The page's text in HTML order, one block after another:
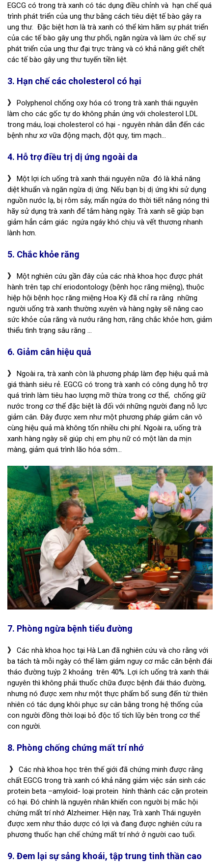
EGCG có trong trà xanh có tác dụng điều chỉnh và hạn chế quá
trình phát triển của ung thư bằng cách tiêu diệt tế bào gây ra
ung thư. Đặc biệt hơn là trà xanh có thể kìm hãm sự phát triển
của các tế bào gây ung thư phổi, ngăn ngừa và làm ức chế sự
phát triển của ung thư đại trực tràng và có khả năng giết chết
các tế bào gây ung thư tuyến tiền liệt.
3. Hạn chế các cholesterol có hại
》
Polyphenol chống oxy hóa có trong trà xanh thái nguyên
làm cho các gốc tự do không phản ứng với cholesterol LDL
trong máu, loại cholesterol có hại - nguyên nhân dẫn đến các
bệnh như xơ vữa động mạch, đột quỵ, tim mạch...
4. Hỗ trợ điều trị dị ứng ngoài da
》
Một lợi ích uống trà xanh thái nguyên nữa đó là khả năng
diệt khuẩn và ngăn ngừa dị ứng. Nếu bạn bị dị ứng khi sử dụng
nguồn nước lạ, bị rôm sảy, mẩn ngứa do thời tiết nắng nóng thì
hãy sử dụng trà xanh để tắm hàng ngày. Trà xanh sẽ giúp bạn
giảm hẳn cảm giác ngứa ngáy khó chịu và vết thương nhanh
lành hơn.
5. Chắc khỏe răng
》
Một nghiên cứu gần đây của các nhà khoa học được phát
hành trên tạp chí eriodontology (bệnh học răng miệng), thuộc
hiệp hội bệnh học răng miệng Hoa Kỳ đã chỉ ra rằng những
người uống trà xanh thường xuyên và hàng ngày sẽ nâng cao
sức khỏe của răng và nướu răng hơn, răng chắc khỏe hơn, giảm
thiểu tình trạng sâu răng ...
6. Giảm cân hiệu quả
》
Ngoài ra, trà xanh còn là phương pháp làm đẹp hiệu quả mà
giá thành siêu rẻ. EGCG có trong trà xanh có công dụng hỗ trợ
quá trình làm tiêu hao lượng mỡ thừa trong cơ thể, chống giữ
nước trong cơ thể đặc biệt là đối với những người đang nỗ lực
giảm cân. Đây được xem như một phương pháp giảm cân vô
cùng hiệu quả mà không tốn nhiều chi phí. Ngoài ra, uống trà
xanh hàng ngày sẽ giúp chị em phụ nữ có một làn da mịn
màng, giảm quá trình lão hóa sớm…
7. Phòng ngừa bệnh tiểu đường
》 Các nhà khoa học tại Hà Lan đã nghiên cứu và cho rằng với
ba tách tà mỗi ngày có thể làm giảm nguy cơ mắc căn bệnh đái
tháo đường tuýp 2 khoảng trên 40%. Lợi ích uống trà xanh thái
nguyên thì không phải thuốc chữa được bệnh đái tháo đường,
nhưng nó được xem như một thực phẩm bổ sung đến từ thiên
nhiên có tác dụng khôi phục sự cân bằng trong hệ thống của
con người đồng thời loại bỏ độc tố tích lũy bên trong cơ thể
con người.
8. Phòng chống chứng mất trí nhớ
》 Các nhà khoa học trên thế giới đã chứng minh được rằng
chất EGCG trong trà xanh có khả năng giảm việc sản sinh các
protein beta –amyloid- loại protein hình thành các cặn protein
có hại. Đó chính là nguyên nhân khiến con người bị mắc hội
chứng mất trí nhớ Alzheimer. Hiện nay, Trà xanh Thái nguyên
được xem như thảo dược có lợi và đang được nghiên cứu ra
phương thuốc hạn chế chứng mất trí nhớ ở người cao tuổi.
9. Đem lại sự sảng khoái, tập trung tinh thần cao